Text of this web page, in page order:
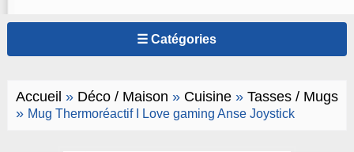
☰ Catégories
Accueil » Déco / Maison » Cuisine» Tasses / Mugs
» Mug Thermoréactif I Love gaming Anse Joystick